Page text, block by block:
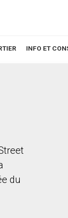
INFO ET
du